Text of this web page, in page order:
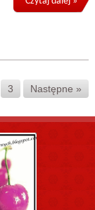
3 Następne »